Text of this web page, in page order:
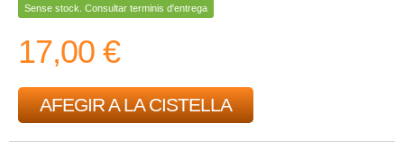
Sense stock. Consultar terminis d'entrega
17,00 €
AFEGIR A LA CISTELLA